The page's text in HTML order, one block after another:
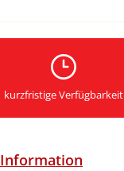
kurzfristige Verfügbarkeit
Information